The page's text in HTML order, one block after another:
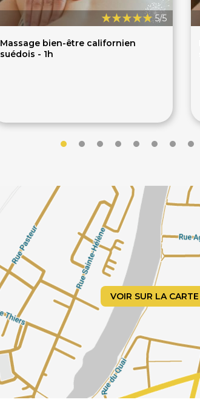
5/5
Massage bien-être californien
suédois - 1h
VOIR SUR LA CARTE